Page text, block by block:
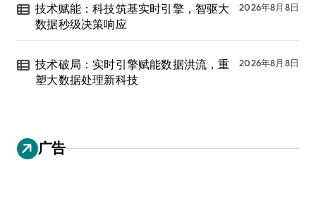
技术赋能：科技筑基实时引擎，智驱大
数据秒级决策响应
2026年8月8日
技术破局：实时引擎赋能数据洪流，重
塑大数据处理新科技
2026年8月8日
广告